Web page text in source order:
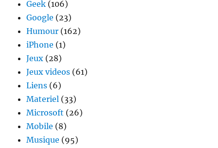
Geek (106)
Google (23)
Humour (162)
iPhone (1)
Jeux (28)
Jeux videos (61)
Liens (6)
Materiel (33)
Microsoft (26)
Mobile (8)
Musique (95)